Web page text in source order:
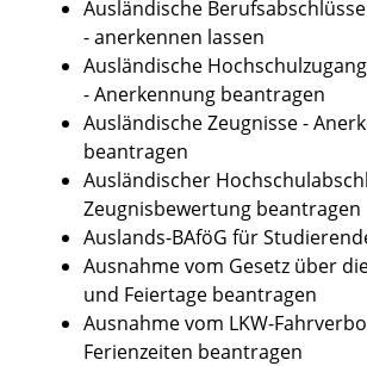
Ausländische
- anerkennen lassen
Ausländische
- Anerkennung beantragen
Ausländische Zeugnisse -
beantragen
Ausländischer
Zeugnisbewertung beantragen
Auslands-BAföG für
Ausnahme vom Gesetz über
und Feiertage beantragen
Ausnahme vom LKW-
Ferienzeiten beantragen